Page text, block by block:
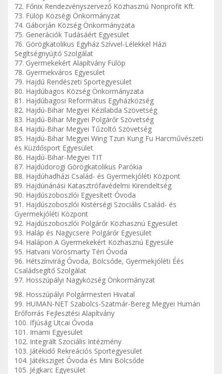
72. Főnix Rendezvényszervező Közhasznú Nonprofit Kft.
73. Fülöp Községi Önkormányzat
74. Gáborján Község Önkormányzata
75. Generációk Tudásáért Egyesület
76. Görögkatolikus Egyház Szívvel-Lélekkel Házi
Segítségnyújtó Szolgálat
77. Gyermekekért Alapítvány Fülöp
78. Gyermekváros Egyesület
79. Hajdú Rendészeti Sportegyesület
80. Hajdúbagos Község Önkormányzata
81. Hajdúbagosi Református Egyházközség
82. Hajdú-Bihar Megyei Kézilabda Szövetség
83. Hajdú-Bihar Megyei Polgárőr Szövetség
84. Hajdú-Bihar Megyei Tűzoltó Szövetség
85. Hajdú-Bihar Megyei Wing Tzun Kung Fu Harcművészeti
és Küzdősport Egyesület
86. Hajdú-Bihar-Megyei TIT
87. Hajdúdorogi Görögkatolikus Parókia
88. Hajdúhadházi Család- és Gyermekjóléti Központ
89. Hajdúnánási Katasztrófavédelmi Kirendeltség
90. Hajdúszoboszlói Egyesített Óvoda
91. Hajdúszoboszlói Kistérségi Szociális Család- és
Gyermekjóléti Központ
92. Hajdúszoboszlói Polgárőr Közhasznú Egyesület
93. Haláp és Nagycsere Polgárőr Egyesület
94. Halápon A Gyermekekért Közhasznú Egyesüle
95. Hatvani Vörösmarty Téri Óvoda
96. Hétszínvirág Óvoda, Bölcsőde, Gyermekjóléti Éés
Családsegítő Szolgálat
97. Hosszúpályi Nagyközség Önkormányzat
98. Hosszúpályi Polgármesteri Hivatal
99. HUMAN-NET Szabolcs-Szatmár-Bereg Megyei Humán
Erőforrás Fejlesztési Alapítvány
100. Ifjúság Utcai Óvoda
101. Imami Egyesület
102. Integrált Szociális Intézmény
103. Játékidő Rekreációs Sportegyesület
104. Játéksziget Óvoda és Mini Bölcsőde
105. Jégkarc Egyesület